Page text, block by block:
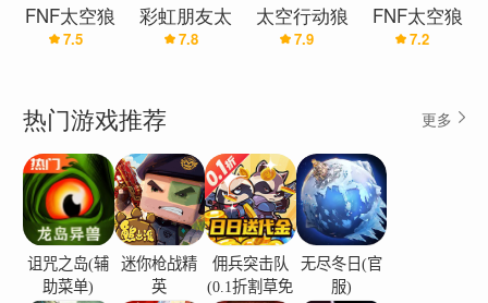
FNF太空狼
人杀
7.5
彩虹朋友太
空狼人杀
7.8
太空行动狼
人杀
7.9
FNF太空狼
人杀V5
7.2
热门游戏推荐 更多
诅咒之岛(辅
助菜单)
迷你枪战精
英
佣兵突击队
(0.1折割草免
无尽冬日(官
服)